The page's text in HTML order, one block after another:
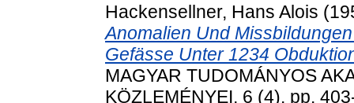
Hackensellner, Hans Alois
Anomalien Und
Gefässe Unter 1234
MAGYAR TUDOMÁNYOS
KÖZLEMÉNYEI, 6 (4). pp.